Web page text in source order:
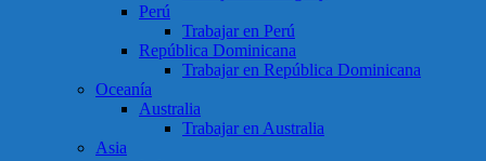
Perú
Trabajar en Perú
República Dominicana
Trabajar en República Dominicana
Oceanía
Australia
Trabajar en Australia
Asia